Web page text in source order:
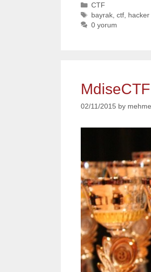
Categories
CTF
Tags
bayrak ,ctf hacker
0 yorum
02/11/2015 by